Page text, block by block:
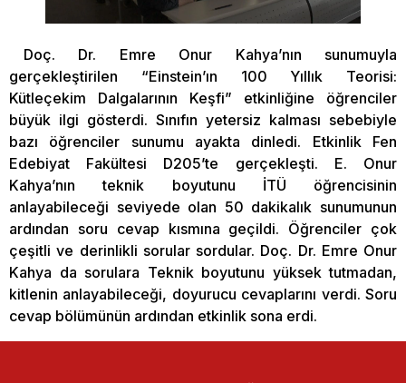
Doç. Dr. Emre Onur Kahya’nın sunumuyla
gerçekleştirilen “Einstein’ın 100 Yıllık Teorisi:
Kütleçekim Dalgalarının Keşfi” etkinliğine öğrenciler
büyük ilgi gösterdi. Sınıfın yetersiz kalması sebebiyle
bazı öğrenciler sunumu ayakta dinledi. Etkinlik Fen
Edebiyat Fakültesi D205’te gerçekleşti. E. Onur
Kahya’nın teknik boyutunu İTÜ öğrencisinin
anlayabileceği seviyede olan 50 dakikalık sunumunun
ardından soru cevap kısmına geçildi. Öğrenciler çok
çeşitli ve derinlikli sorular sordular. Doç. Dr. Emre Onur
Kahya da sorulara Teknik boyutunu yüksek tutmadan,
kitlenin anlayabileceği, doyurucu cevaplarını verdi. Soru
cevap bölümünün ardından etkinlik sona erdi.